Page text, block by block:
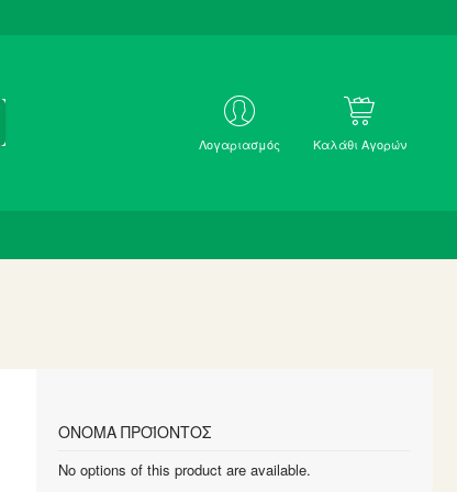
ΜΕ
Λογαριασμός Καλάθι Αγορών
product
ΌΝΟΜΑ ΠΡΟΪΌΝΤΟΣ
No options of this product are available.